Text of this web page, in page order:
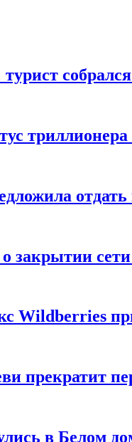
сети
Wildberries
прекратит
в Белом